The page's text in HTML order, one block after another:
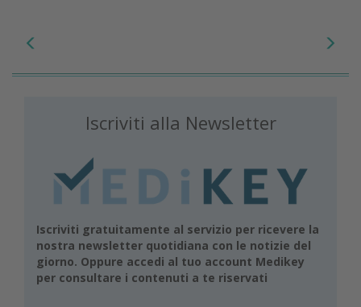
Iscriviti alla Newsletter
Iscriviti gratuitamente al servizio per ricevere la
nostra newsletter quotidiana con le notizie del
giorno. Oppure accedi al tuo account Medikey
per consultare i contenuti a te riservati